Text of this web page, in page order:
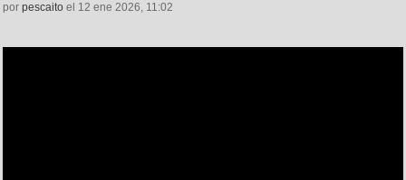
por pescaito el 12 ene 2026, 11:02